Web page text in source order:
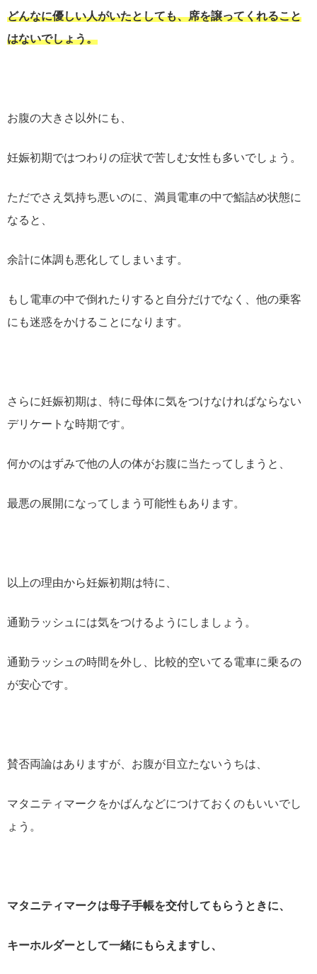
どんなに優しい人がいたとしても、席を譲ってくれること
はないでしょう。
お腹の大きさ以外にも、
妊娠初期ではつわりの症状で苦しむ女性も多いでしょう。
ただでさえ気持ち悪いのに、満員電車の中で鮨詰め状態に
なると、
余計に体調も悪化してしまいます。
もし電車の中で倒れたりすると自分だけでなく、他の乗客
にも迷惑をかけることになります。
さらに妊娠初期は、特に母体に気をつけなければならない
デリケートな時期です。
何かのはずみで他の人の体がお腹に当たってしまうと、
最悪の展開になってしまう可能性もあります。
以上の理由から妊娠初期は特に、
通勤ラッシュには気をつけるようにしましょう。
通勤ラッシュの時間を外し、比較的空いてる電車に乗るの
が安心です。
賛否両論はありますが、お腹が目立たないうちは、
マタニティマークをかばんなどにつけておくのもいいでし
ょう。
マタニティマークは母子手帳を交付してもらうときに、
キーホルダーとして一緒にもらえますし、